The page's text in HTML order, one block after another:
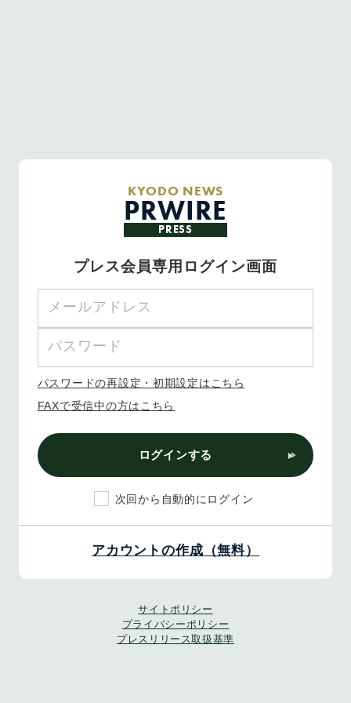
KYODO NEWS
PRWIRE
PRESS
プレス会員専用ログイン画面
パスワードの再設定・初期設定はこちら
FAXで受信中の方はこちら
ログインする
次回から自動的にログイン
アカウントの作成（無料）
サイトポリシー
プライバシーポリシー
プレスリリース取扱基準